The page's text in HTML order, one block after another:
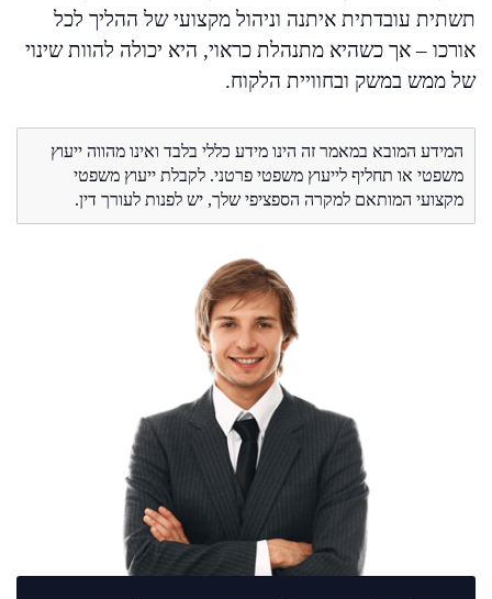
תשתית עובדתית איתנה וניהול מקצועי של ההליך לכל
אורכו – אך כשהיא מתנהלת כראוי, היא יכולה להוות שינוי
של ממש במשק ובחוויית הלקוח.
המידע המובא במאמר זה הינו מידע כללי בלבד ואינו מהווה ייעוץ
משפטי או תחליף לייעוץ משפטי פרטני. לקבלת ייעוץ משפטי
מקצועי המותאם למקרה הספציפי שלך, יש לפנות לעורך דין.